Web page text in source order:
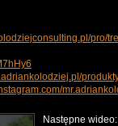
pro/
Następne wideo: